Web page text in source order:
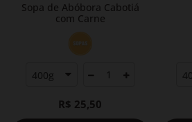
Sopa de Abóbora Cabotiá
com Carne
R$ 25,50